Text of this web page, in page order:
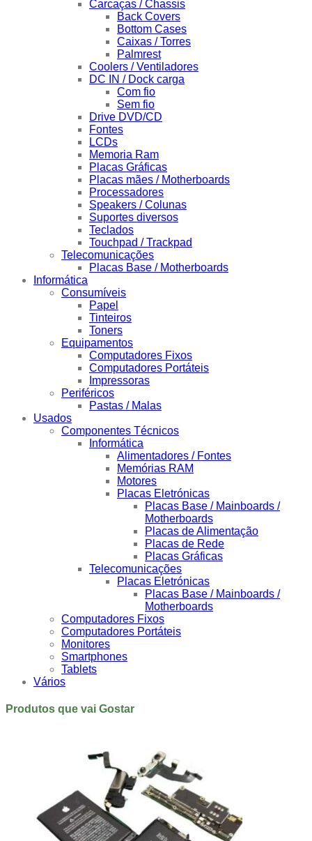
Carcaças / Chassis
Back Covers
Bottom Cases
Caixas / Torres
Palmrest
Coolers / Ventiladores
DC IN / Dock carga
Com fio
Sem fio
Drive DVD/CD
Fontes
LCDs
Memoria Ram
Placas Gráficas
Placas mães / Motherboards
Processadores
Speakers / Colunas
Suportes diversos
Teclados
Touchpad / Trackpad
Telecomunicações
Placas Base / Motherboards
Informática
Consumíveis
Papel
Tinteiros
Toners
Equipamentos
Computadores Fixos
Computadores Portáteis
Impressoras
Periféricos
Pastas / Malas
Usados
Componentes Técnicos
Informática
Alimentadores / Fontes
Memórias RAM
Motores
Placas Eletrónicas
Placas Base / Mainboards /
Motherboards
Placas de Alimentação
Placas de Rede
Placas Gráficas
Telecomunicações
Placas Eletrónicas
Placas Base / Mainboards /
Motherboards
Computadores Fixos
Computadores Portáteis
Monitores
Smartphones
Tablets
Vários
Produtos que vai Gostar